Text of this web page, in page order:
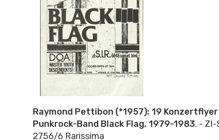
Raymond Pettibon (*1957): 19
Punkrock-Band Black Flag, 1979-1983. -
2756/6 Rarissima